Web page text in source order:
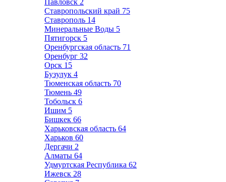
Павловск 2
Ставропольский край 75
Ставрополь 14
Минеральные Воды 5
Пятигорск 5
Оренбургская область 71
Оренбург 32
Орск 15
Бузулук 4
Тюменская область 70
Тюмень 49
Тобольск 6
Ишим 5
Бишкек 66
Харьковская область 64
Харьков 60
Дергачи 2
Алматы 64
Удмуртская Республика 62
Ижевск 28